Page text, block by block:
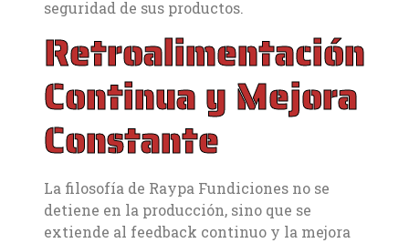
seguridad de sus productos.
Retroalimentación
Continua y Mejora
Constante
La filosofía de Raypa Fundiciones no se
detiene en la producción, sino que se
extiende al feedback continuo y la mejora